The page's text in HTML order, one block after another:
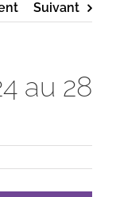
Suivant
au 28